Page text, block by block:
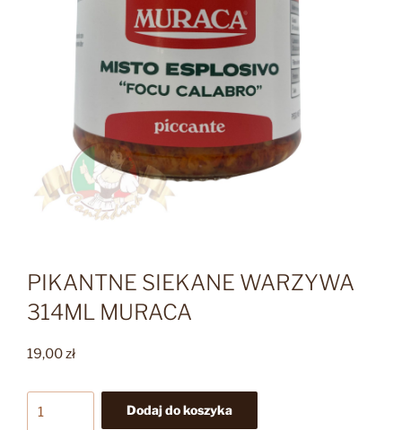
PIKANTNE SIEKANE WARZYWA
314ML MURACA
19,00zł
Dodaj do koszyka